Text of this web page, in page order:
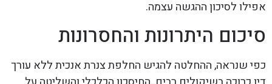
אפילו לסיכון ההגשה עצמה.
סיכום היתרונות והחסרונות
כפי שנראה, ההחלטה להגיש החלפת צנרת אנכית ללא עורך